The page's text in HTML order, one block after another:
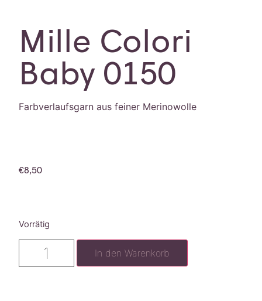
Mille Colori
Baby 0150
Farbverlaufsgarn aus feiner Merinowolle
€8,50
Vorrätig
In den Warenkorb